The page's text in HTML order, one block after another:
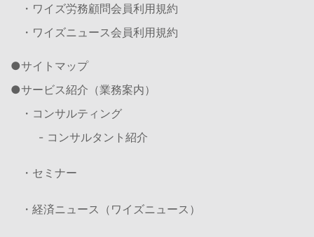
・ワイズ労務顧問会員利用規約
・ワイズニュース会員利用規約
サイトマップ
サービス紹介（業務案内）
・コンサルティング
- コンサルタント紹介
・セミナー
・経済ニュース（ワイズニュース）